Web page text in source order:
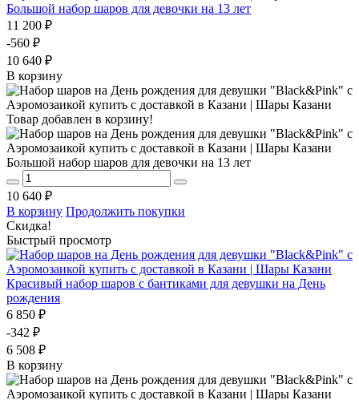
Большой набор шаров для девочки на 13 лет
11 200 ₽
-560 ₽
10 640 ₽
В корзину
Товар добавлен в корзину!
Большой набор шаров для девочки на 13 лет
10 640 ₽
В корзину Продолжить покупки
Скидка!
Быстрый просмотр
Красивый набор шаров с бантиками для девушки на День
рождения
6 850 ₽
-342 ₽
6 508 ₽
В корзину